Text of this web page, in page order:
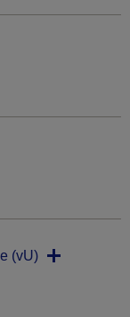
(vU)